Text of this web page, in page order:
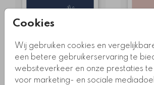
Cookies
Wij gebruiken cookies en
een betere gebruikerservaring te
websiteverkeer en onze prestaties te
voor marketing- en sociale
GOUDFOLIE